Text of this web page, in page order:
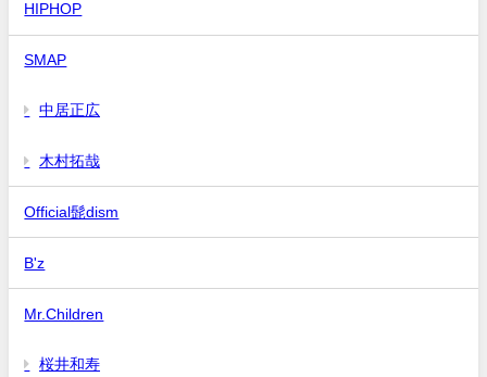
HIPHOP
SMAP
中居正広
木村拓哉
Official髭dism
B'z
Mr.Children
桜井和寿